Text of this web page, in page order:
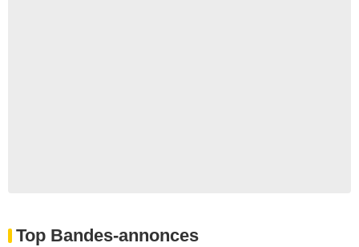
Top Bandes-annonces